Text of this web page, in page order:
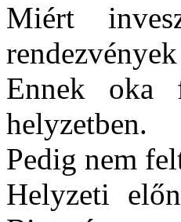
Miért
rendezvények
Ennek oka
helyzetben.
Pedig nem
Helyzeti